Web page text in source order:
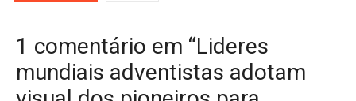
1 comentário em “Lideres
mundiais adventistas adotam